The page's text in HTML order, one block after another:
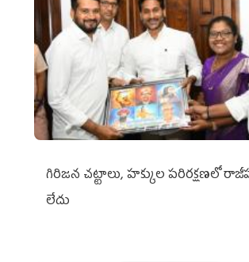
గిరిజన చట్టాలు, హక్కుల పరిరక్షణలో
లేదు